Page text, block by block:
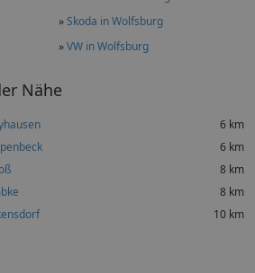
»Skoda in Wolfsburg
»VW in Wolfsburg
Nähe
6 km
6 km
8 km
8 km
10 km